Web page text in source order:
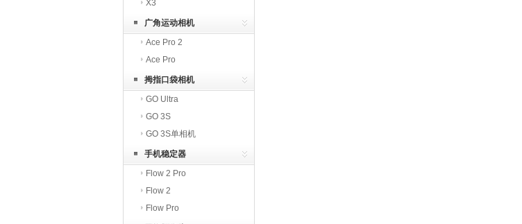
X3
广角运动相机
Ace Pro 2
Ace Pro
拇指口袋相机
GO Ultra
GO 3S
GO 3S单相机
手机稳定器
Flow 2 Pro
Flow 2
Flow Pro